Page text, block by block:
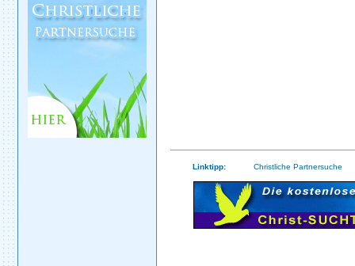
Linktipp: Christliche Partnersuche